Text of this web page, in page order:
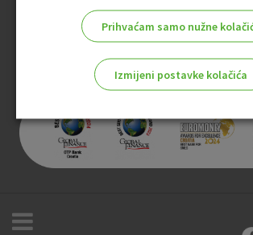
Prihvaćam samo nužne
Izmijeni postavke kolačića